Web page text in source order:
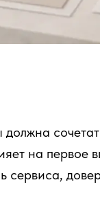
на первое
сервиса,